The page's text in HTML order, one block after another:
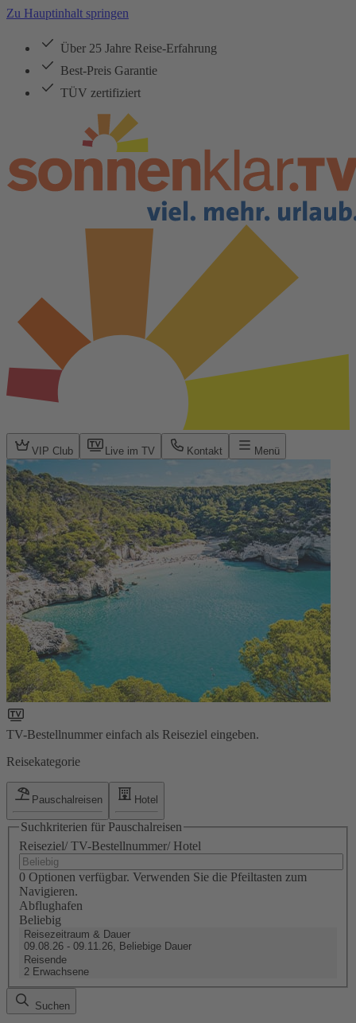
Zu Hauptinhalt springen
Über 25 Jahre Reise-Erfahrung
Best-Preis Garantie
TÜV zertifiziert
VIP Club Live im TV Kontakt Menü
TV-Bestellnummer einfach als Reiseziel eingeben.
Reisekategorie
Pauschalreisen Hotel
Suchkriterien für Pauschalreisen
Reiseziel/ TV-Bestellnummer/ Hotel
0 Optionen verfügbar. Verwenden Sie die Pfeiltasten zum
Navigieren.
Abflughafen
Beliebig
Reisezeitraum & Dauer
09.08.26 - 09.11.26, Beliebige Dauer
Reisende
2 Erwachsene
Suchen